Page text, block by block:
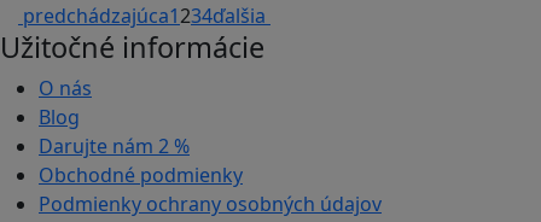
predchádzajúca1234ďalšia
Užitočné informácie
O nás
Blog
Darujte nám 2 %
Obchodné podmienky
Podmienky ochrany osobných údajov